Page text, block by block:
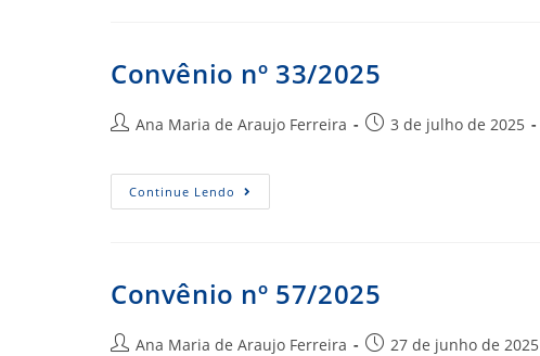
Convênio nº 33/2025
Autor
post:
Ana Maria de Araujo Ferreira
Post3 de julho de 2025
Continue Lendo Convênio
Nº
Convênio nº 57/2025
AutorAna Maria de Araujo Ferreira
Post27 de junho de 2025